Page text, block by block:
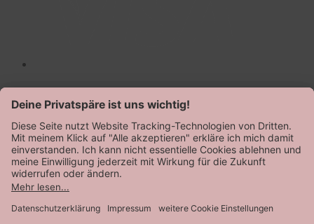
AGB
Datenschutz